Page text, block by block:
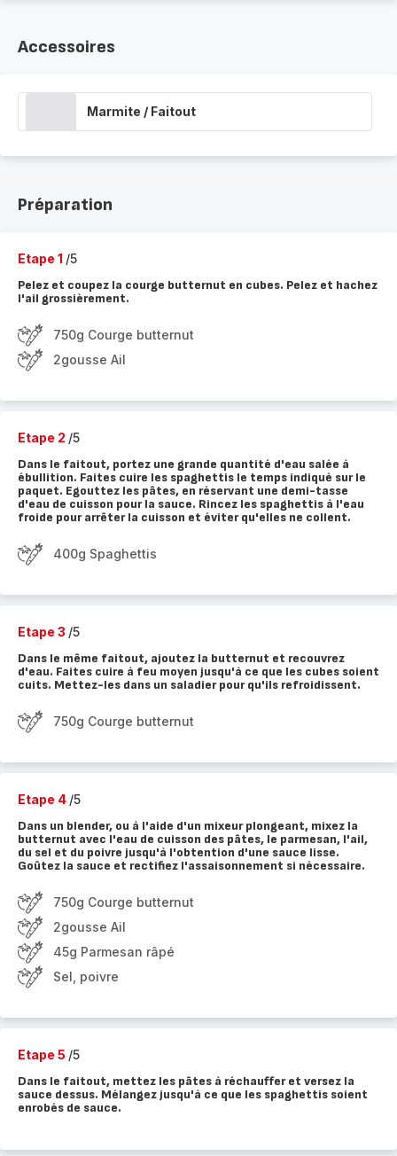
Accessoires
Marmite / Faitout
Préparation
Etape 1 /5
Pelez et coupez la courge butternut en cubes. Pelez et hachez
l'ail grossièrement.
750g Courge butternut
2gousse Ail
Etape 2 /5
Dans le faitout, portez une grande quantité d'eau salée à
ébullition. Faites cuire les spaghettis le temps indiqué sur le
paquet. Egouttez les pâtes, en réservant une demi-tasse
d'eau de cuisson pour la sauce. Rincez les spaghettis à l'eau
froide pour arrêter la cuisson et éviter qu'elles ne collent.
400g Spaghettis
Etape 3 /5
Dans le même faitout, ajoutez la butternut et recouvrez
d'eau. Faites cuire à feu moyen jusqu'à ce que les cubes soient
cuits. Mettez-les dans un saladier pour qu'ils refroidissent.
750g Courge butternut
Etape 4 /5
Dans un blender, ou à l'aide d'un mixeur plongeant, mixez la
butternut avec l'eau de cuisson des pâtes, le parmesan, l'ail,
du sel et du poivre jusqu'à l'obtention d'une sauce lisse.
Goûtez la sauce et rectifiez l'assaisonnement si nécessaire.
750g Courge butternut
2gousse Ail
45g Parmesan râpé
Sel, poivre
Etape 5 /5
Dans le faitout, mettez les pâtes à réchauffer et versez la
sauce dessus. Mélangez jusqu'à ce que les spaghettis soient
enrobés de sauce.